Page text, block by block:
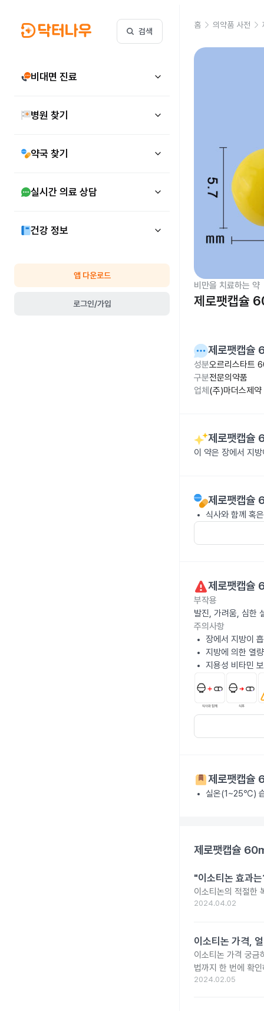
검색
비대면 진료
병원 찾기
약국 찾기
실시간 의료 상담
건강 정보
앱 다운로드
로그인/가입
홈 의약품 사전
비만을 치료하는 약
제로팻캡슐
제로팻캡슐
성분오르리스타트
구분전문의약품
업체 (주)마더스제약
제로팻캡슐
이 약은 장에서 지
제로팻캡슐
식사와 함께 혹
제로팻캡슐
부작용
발진, 가려움, 심한
주의사항
장에서 지방이
지방에 의한 열
지용성 비타민
제로팻캡슐
실온(1~25℃)
제로팻캡슐
"이소티논 효과
이소티논의 적절한
2024.04.02
이소티논 가격,
이소티논 가격 궁금
법까지 한 번에 확
2024.02.05